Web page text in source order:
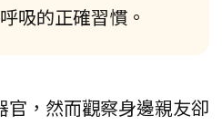
吸的正確習慣。
官，然而觀察身邊親友卻